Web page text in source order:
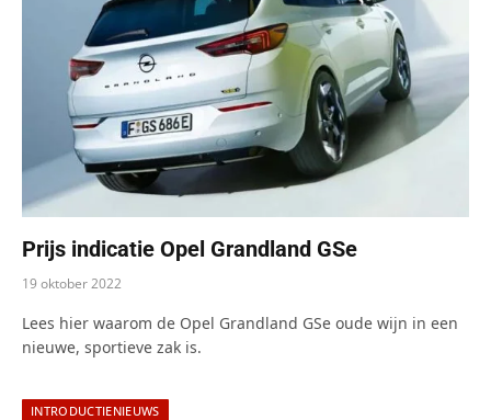
Prijs indicatie Opel Grandland GSe
19 oktober 2022
Lees hier waarom de Opel Grandland GSe oude wijn in een
nieuwe, sportieve zak is.
INTRODUCTIENIEUWS